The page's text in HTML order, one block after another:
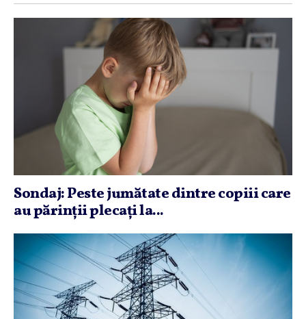
Sondaj: Peste jumătate dintre copiii care
au părinţii plecaţi la...